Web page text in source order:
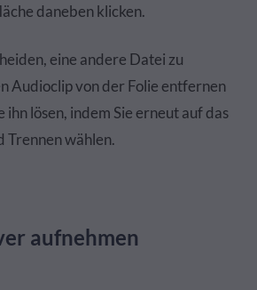
daneben klicken.
eine andere Datei zu
Audioclip von der Folie entfernen
ihn lösen, indem Sie erneut auf das
Trennen wählen.
aufnehmen